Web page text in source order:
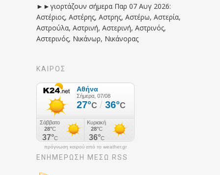
►►γιορτάζουν σήμερα Παρ 07 Αυγ 2026:
Αστέριος, Αστέρης, Αστρης, Αστέρω, Αστερία,
Αστρούλα, Αστρινή, Αστερινή, Αστρινός,
Αστερινός, Νικάνωρ, Νικάνορας
ΚΑΙΡΟΣ
πρόγνωση καιρού από το weather.gr
ΕΝΗΜΈΡΩΣΉ ΜΕΣΩ RSS